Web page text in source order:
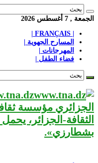
الجمعة , 7 أغسطس 2026
المسارح الجهوية |
المهرجانات |
فضاء الطفل |
الجزائري مؤسسة
الثقافة-الجزائر،
بشطارزي».